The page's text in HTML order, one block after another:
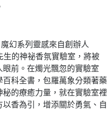
幻系列靈感來自創辦人
的神祕香氛實驗室，將被
前。在燭光飄忽的實驗室
科全書，包羅萬象分類著藥
的療癒力量，就在實驗室裡
香為引，增添關於勇氣、自